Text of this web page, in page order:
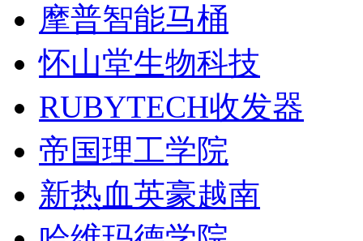
摩普智能马桶
怀山堂生物科技
RUBYTECH收发器
帝国理工学院
新热血英豪越南